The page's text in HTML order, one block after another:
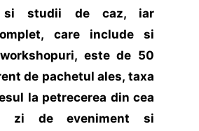
si studii de caz, iar
care include si
este de 50
de pachetul ales, taxa
la petrecerea din cea
zi de eveniment si